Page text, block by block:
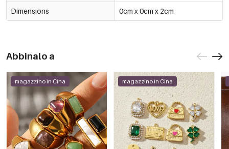
Dimensions 0cm x 0cm x 2cm
Abbinalo a
magazzino in Cina magazzino in Cina